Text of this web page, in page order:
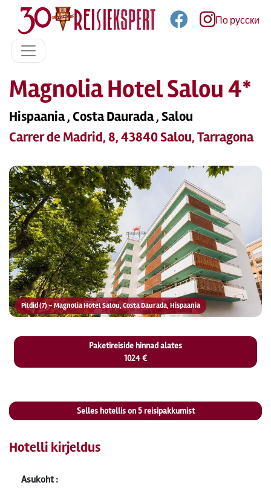
По русски
Magnolia Hotel Salou 4*
Hispaania , Costa Daurada , Salou
Carrer de Madrid, 8, 43840 Salou, Tarragona
Pildid (7) – Magnolia Hotel Salou, Costa Daurada, Hispaania
Paketireiside hinnad alates
1024 €
Selles hotellis on5reisipakkumist
Hotelli kirjeldus
Asukoht :